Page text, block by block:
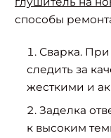
способы
Сварка.
следить за
жесткими и
Заделка
к высоким